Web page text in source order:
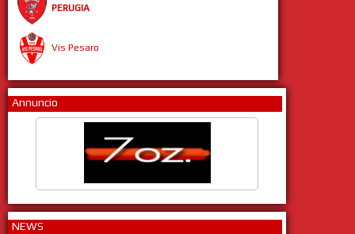
PERUGIA
Vis Pesaro
Annuncio
NEWS